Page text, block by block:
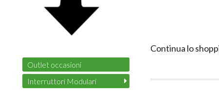
Continua lo
Outlet occasioni
Interruttori Modulari